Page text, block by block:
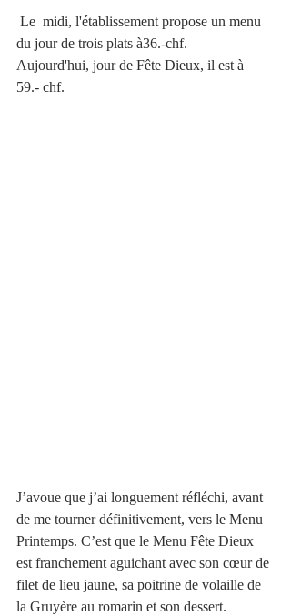
Le  midi, l'établissement propose un menu
du jour de trois plats à36.-chf.
Aujourd'hui, jour de Fête Dieux, il est à
59.- chf.
J’avoue que j’ai longuement réfléchi, avant
de me tourner définitivement, vers le Menu
Printemps. C’est que le Menu Fête Dieux
est franchement aguichant avec son cœur de
filet de lieu jaune, sa poitrine de volaille de
la Gruyère au romarin et son dessert.